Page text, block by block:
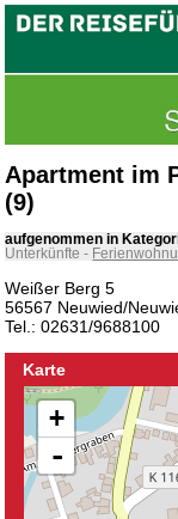
Apartment im
(9)
aufgenommen in
Unterkünfte -
Weißer Berg 5
56567 Neuwied/
Tel.: 02631/9688100
Karte
+
-